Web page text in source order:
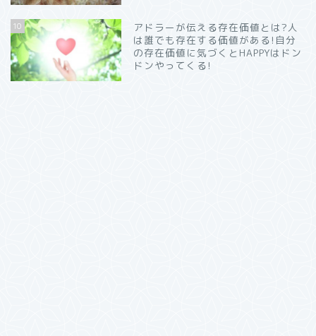
10
アドラーが伝える存在価値とは?人
は誰でも存在する価値がある!自分
の存在価値に気づくとHAPPYはドン
ドンやってくる!